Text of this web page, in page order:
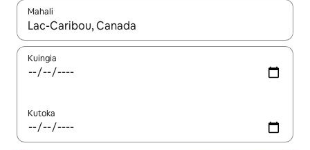
Mahali
Wakati matokeo yanapatikana, vinjari kwa kutumia vitufe vya
Kuingia
Kutoka